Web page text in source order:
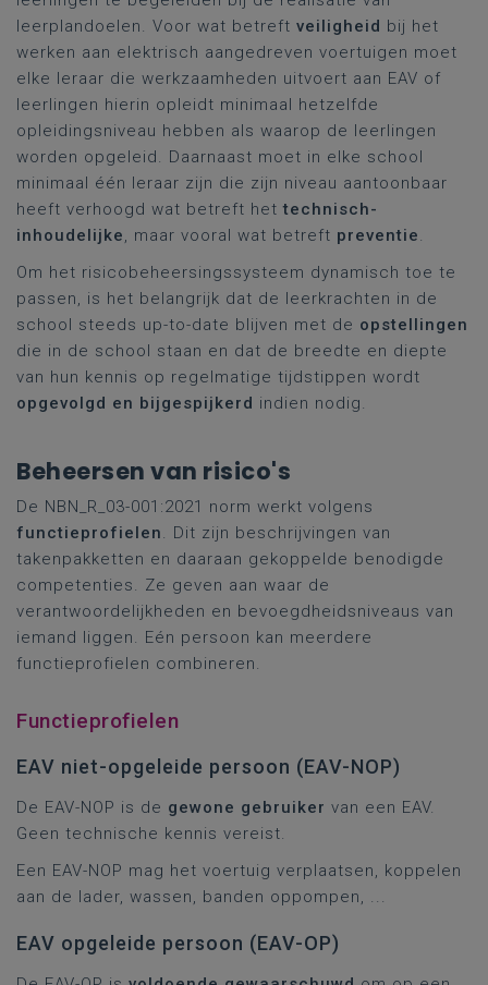
leerplandoelen. Voor wat betreft veiligheid bij het
werken aan elektrisch aangedreven voertuigen moet
elke leraar die werkzaamheden uitvoert aan EAV of
leerlingen hierin opleidt minimaal hetzelfde
opleidingsniveau hebben als waarop de leerlingen
worden opgeleid. Daarnaast moet in elke school
minimaal één leraar zijn die zijn niveau aantoonbaar
heeft verhoogd wat betreft hettechnisch-
inhoudelijke, maar vooral wat betreft preventie.
Om het risicobeheersingssysteem dynamisch toe te
passen, is het belangrijk dat de leerkrachten in de
school steeds up-to-date blijven met de opstellingen
die in de school staan en dat de breedte en diepte
van hun kennis op regelmatige tijdstippen wordt
opgevolgd en bijgespijkerd indien nodig.
Beheersen van risico's
De NBN_R_03-001:2021 norm werkt volgens
functieprofielen. Dit zijn beschrijvingen van
takenpakketten en daaraan gekoppelde benodigde
competenties. Ze geven aan waar de
verantwoordelijkheden en bevoegdheidsniveaus van
iemand liggen. Eén persoon kan meerdere
functieprofielen combineren.
Functieprofielen
EAV niet-opgeleide persoon (EAV-NOP)
De EAV-NOP is de gewone gebruiker van een EAV.
Geen technische kennis vereist.
Een EAV-NOP mag het voertuig verplaatsen, koppelen
aan de lader, wassen, banden oppompen, ...
EAV opgeleide persoon (EAV-OP)